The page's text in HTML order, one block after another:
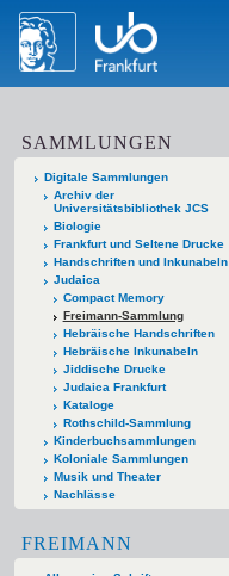
SAMMLUNGEN
Digitale Sammlungen
Archiv der
Universitätsbibliothek JCS
Biologie
Frankfurt und Seltene Drucke
Handschriften und Inkunabeln
Judaica
Compact Memory
Freimann-Sammlung
Hebräische Handschriften
Hebräische Inkunabeln
Jiddische Drucke
Judaica Frankfurt
Kataloge
Rothschild-Sammlung
Kinderbuchsammlungen
Koloniale Sammlungen
Musik und Theater
Nachlässe
FREIMANN